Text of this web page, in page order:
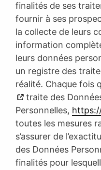
finalités de ses
fournir à ses
la collecte de leurs
information
leurs données
un registre des
réalité. Chaque fois
traite des
Personnelles,
toutes les mesures
s’assurer de
des Données
finalités pour